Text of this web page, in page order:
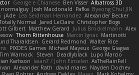
George e Chianese Ben Visser Albatross 3D
normalguy Josh Macdonald Pafka Byeong Chul JIN
jAde Lea Seidman Hernandez Alexander Becker
Normal Jared LeClaire Christopher Bogs
Gilbert Matthew Gerard Julius Brockelmann Alex
Thom Rittenhouse Marcin Ignac Martinotti
Tharaldsen Gerard Redmond Walter Rice
PIXDES Games Michael Mayeux George Giagias
Tim Warnock Steven Deadlyblack Lupo Marcio
Karlsson Iaian7 / John Einselen AsTheRainFell
Alexander Rath david mares Nayden Dochev